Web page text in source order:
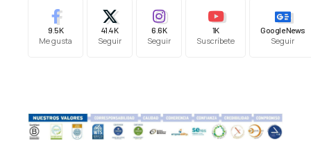
9.5K
Me gusta
41.4K
Seguir
6.6K
Seguir
1K
Suscríbete
Google News
Seguir